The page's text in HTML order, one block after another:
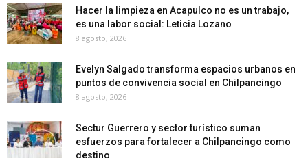
Hacer la limpieza en Acapulco no es un trabajo,
es una labor social: Leticia Lozano
8 agosto, 2026
Evelyn Salgado transforma espacios urbanos en
puntos de convivencia social en Chilpancingo
8 agosto, 2026
Sectur Guerrero y sector turístico suman
esfuerzos para fortalecer a Chilpancingo como
destino